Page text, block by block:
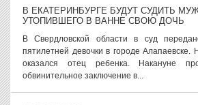
В ЕКАТЕРИНБУРГЕ БУДУТ СУДИТЬ
УТОПИВШЕГО В ВАННЕ СВОЮ ДОЧЬ
В Свердловской области в суд
пятилетней девочки в городе Алапаевске.
оказался отец ребенка. Накануне
обвинительное заключение в...